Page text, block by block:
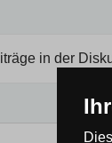
in der